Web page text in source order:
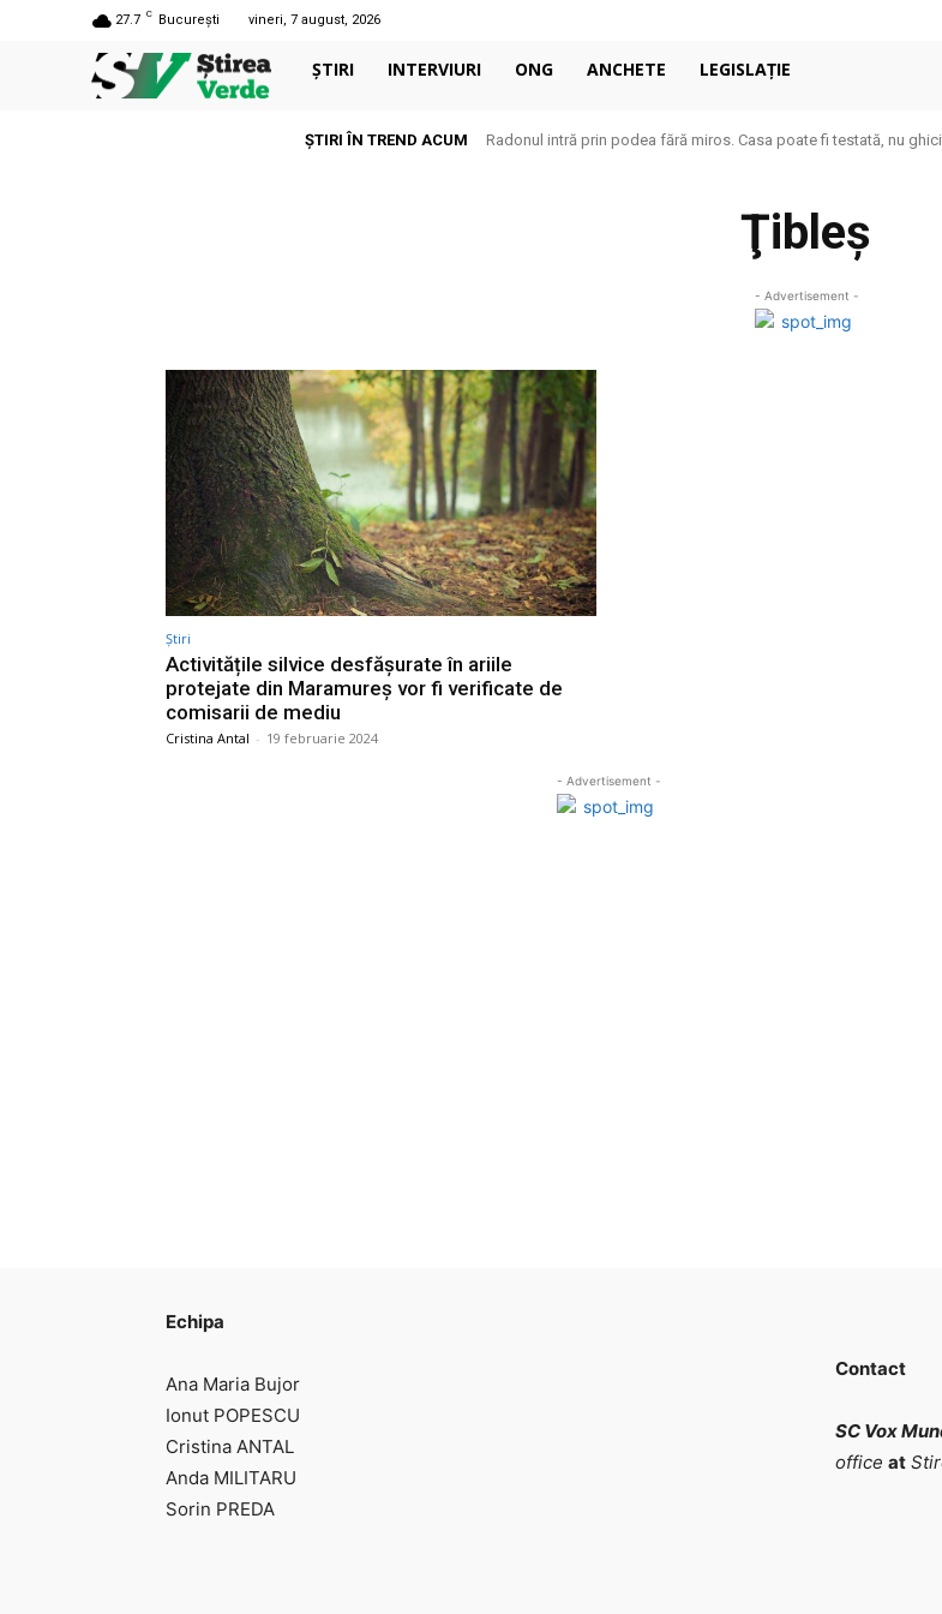
27.7 C București vineri, 7 august, 2026
ȘTIRI INTERVIURI ONG ANCHETE LEGISLAȚIE
ȘTIRI ÎN TREND ACUM Radonul intră prin podea fără miros. Casa poate fi testată, nu
Ţibleş
- Advertisement -
Știri
Activitățile silvice desfășurate în ariile
protejate din Maramureș vor fi verificate de
comisarii de mediu
Cristina Antal - 19 februarie 2024
- Advertisement -
Echipa
Ana Maria Bujor
Ionut POPESCU
Cristina ANTAL
Anda MILITARU
Sorin PREDA
Contact
SC Vox
office at